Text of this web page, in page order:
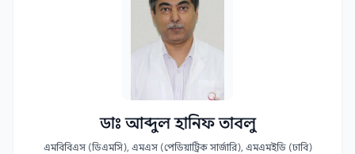
ডাঃ আব্দুল হানিফ তাবলু
এমবিবিএস (ডিএমসি), এমএস (পেডিয়াট্রিক সার্জারি), এমএমইডি (ঢাবি)